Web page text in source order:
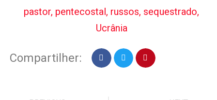
pastor, pentecostal, russos, sequestrado,
Ucrânia
Compartilher: